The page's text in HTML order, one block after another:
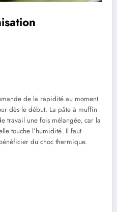
de la rapidité au moment
dès le début. La pâte à muffin
travail une fois mélangée, car la
touche l’humidité. Il faut
du choc thermique.